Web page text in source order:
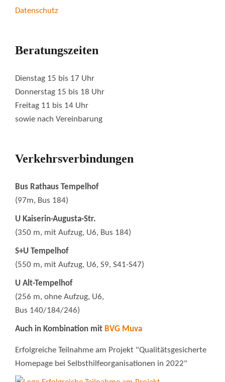
Datenschutz
Beratungszeiten
Dienstag 15 bis 17 Uhr
Donnerstag 15 bis 18 Uhr
Freitag 11 bis 14 Uhr
sowie nach Vereinbarung
Verkehrsverbindungen
Bus Rathaus Tempelhof
(97m, Bus 184)
U Kaiserin-Augusta-Str.
(350 m, mit Aufzug, U6, Bus 184)
S+U Tempelhof
(550 m, mit Aufzug, U6, S9, S41-S47)
U Alt-Tempelhof
(256 m, ohne Aufzug, U6,
Bus 140/184/246)
Auch in Kombination mit BVG Muva
Erfolgreiche Teilnahme am Projekt "Qualitätsgesicherte
Homepage bei Selbsthilfeorganisationen in 2022"